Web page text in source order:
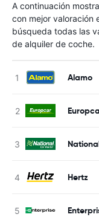
A continuación
con mejor valoración
búsqueda todas las
de alquiler de coche.
Alamo
Hertz